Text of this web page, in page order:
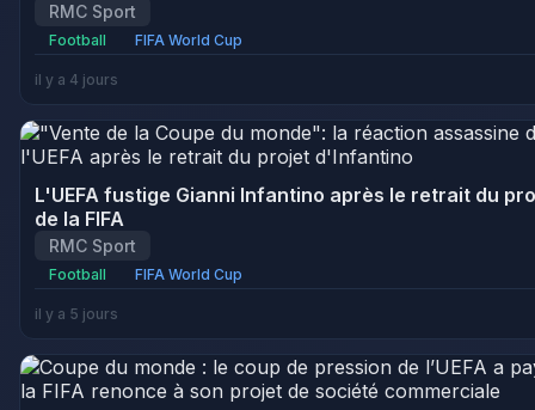
RMC Sport
Football FIFA World Cup
il y a 4 jours
L'UEFA fustige Gianni Infantino après le retrait du
de la FIFA
RMC Sport
Football FIFA World Cup
il y a 5 jours